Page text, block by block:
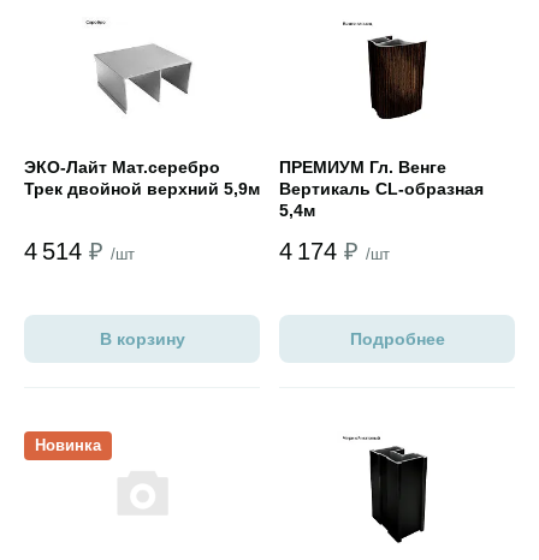
ЭКО-Лайт Мат.cеребро
Трек двойной верхний 5,9м
4 514 ₽ /шт
Открыть товар
В корзину
ПРЕМИУМ Гл. Венге
Вертикаль СL-образная
5,4м
4 174 ₽ /шт
Открыть товар
Подробнее
Новинка
Открыть товар Открыть товар